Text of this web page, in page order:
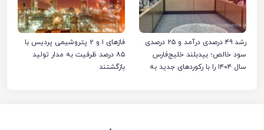
رشد ۴۹ درصدی درآمد و ۲۵ درصدی
سود خالص؛ بیدبلند خلیج‌فارس
سال ۱۴۰۴ را با رکوردهای جدید به
فازهای ۱ و ۲ پتروشیمی پردیس با
۸۵ درصد ظرفیت به مدار تولید
بازگشتند